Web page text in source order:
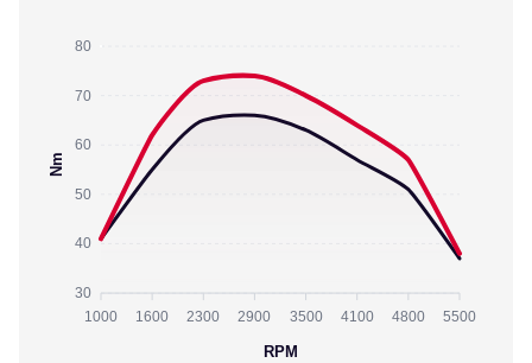
80
70
60
50
40
30
Nm
1000 1600 2300 2900 3500 4100 4800 5500
RPM